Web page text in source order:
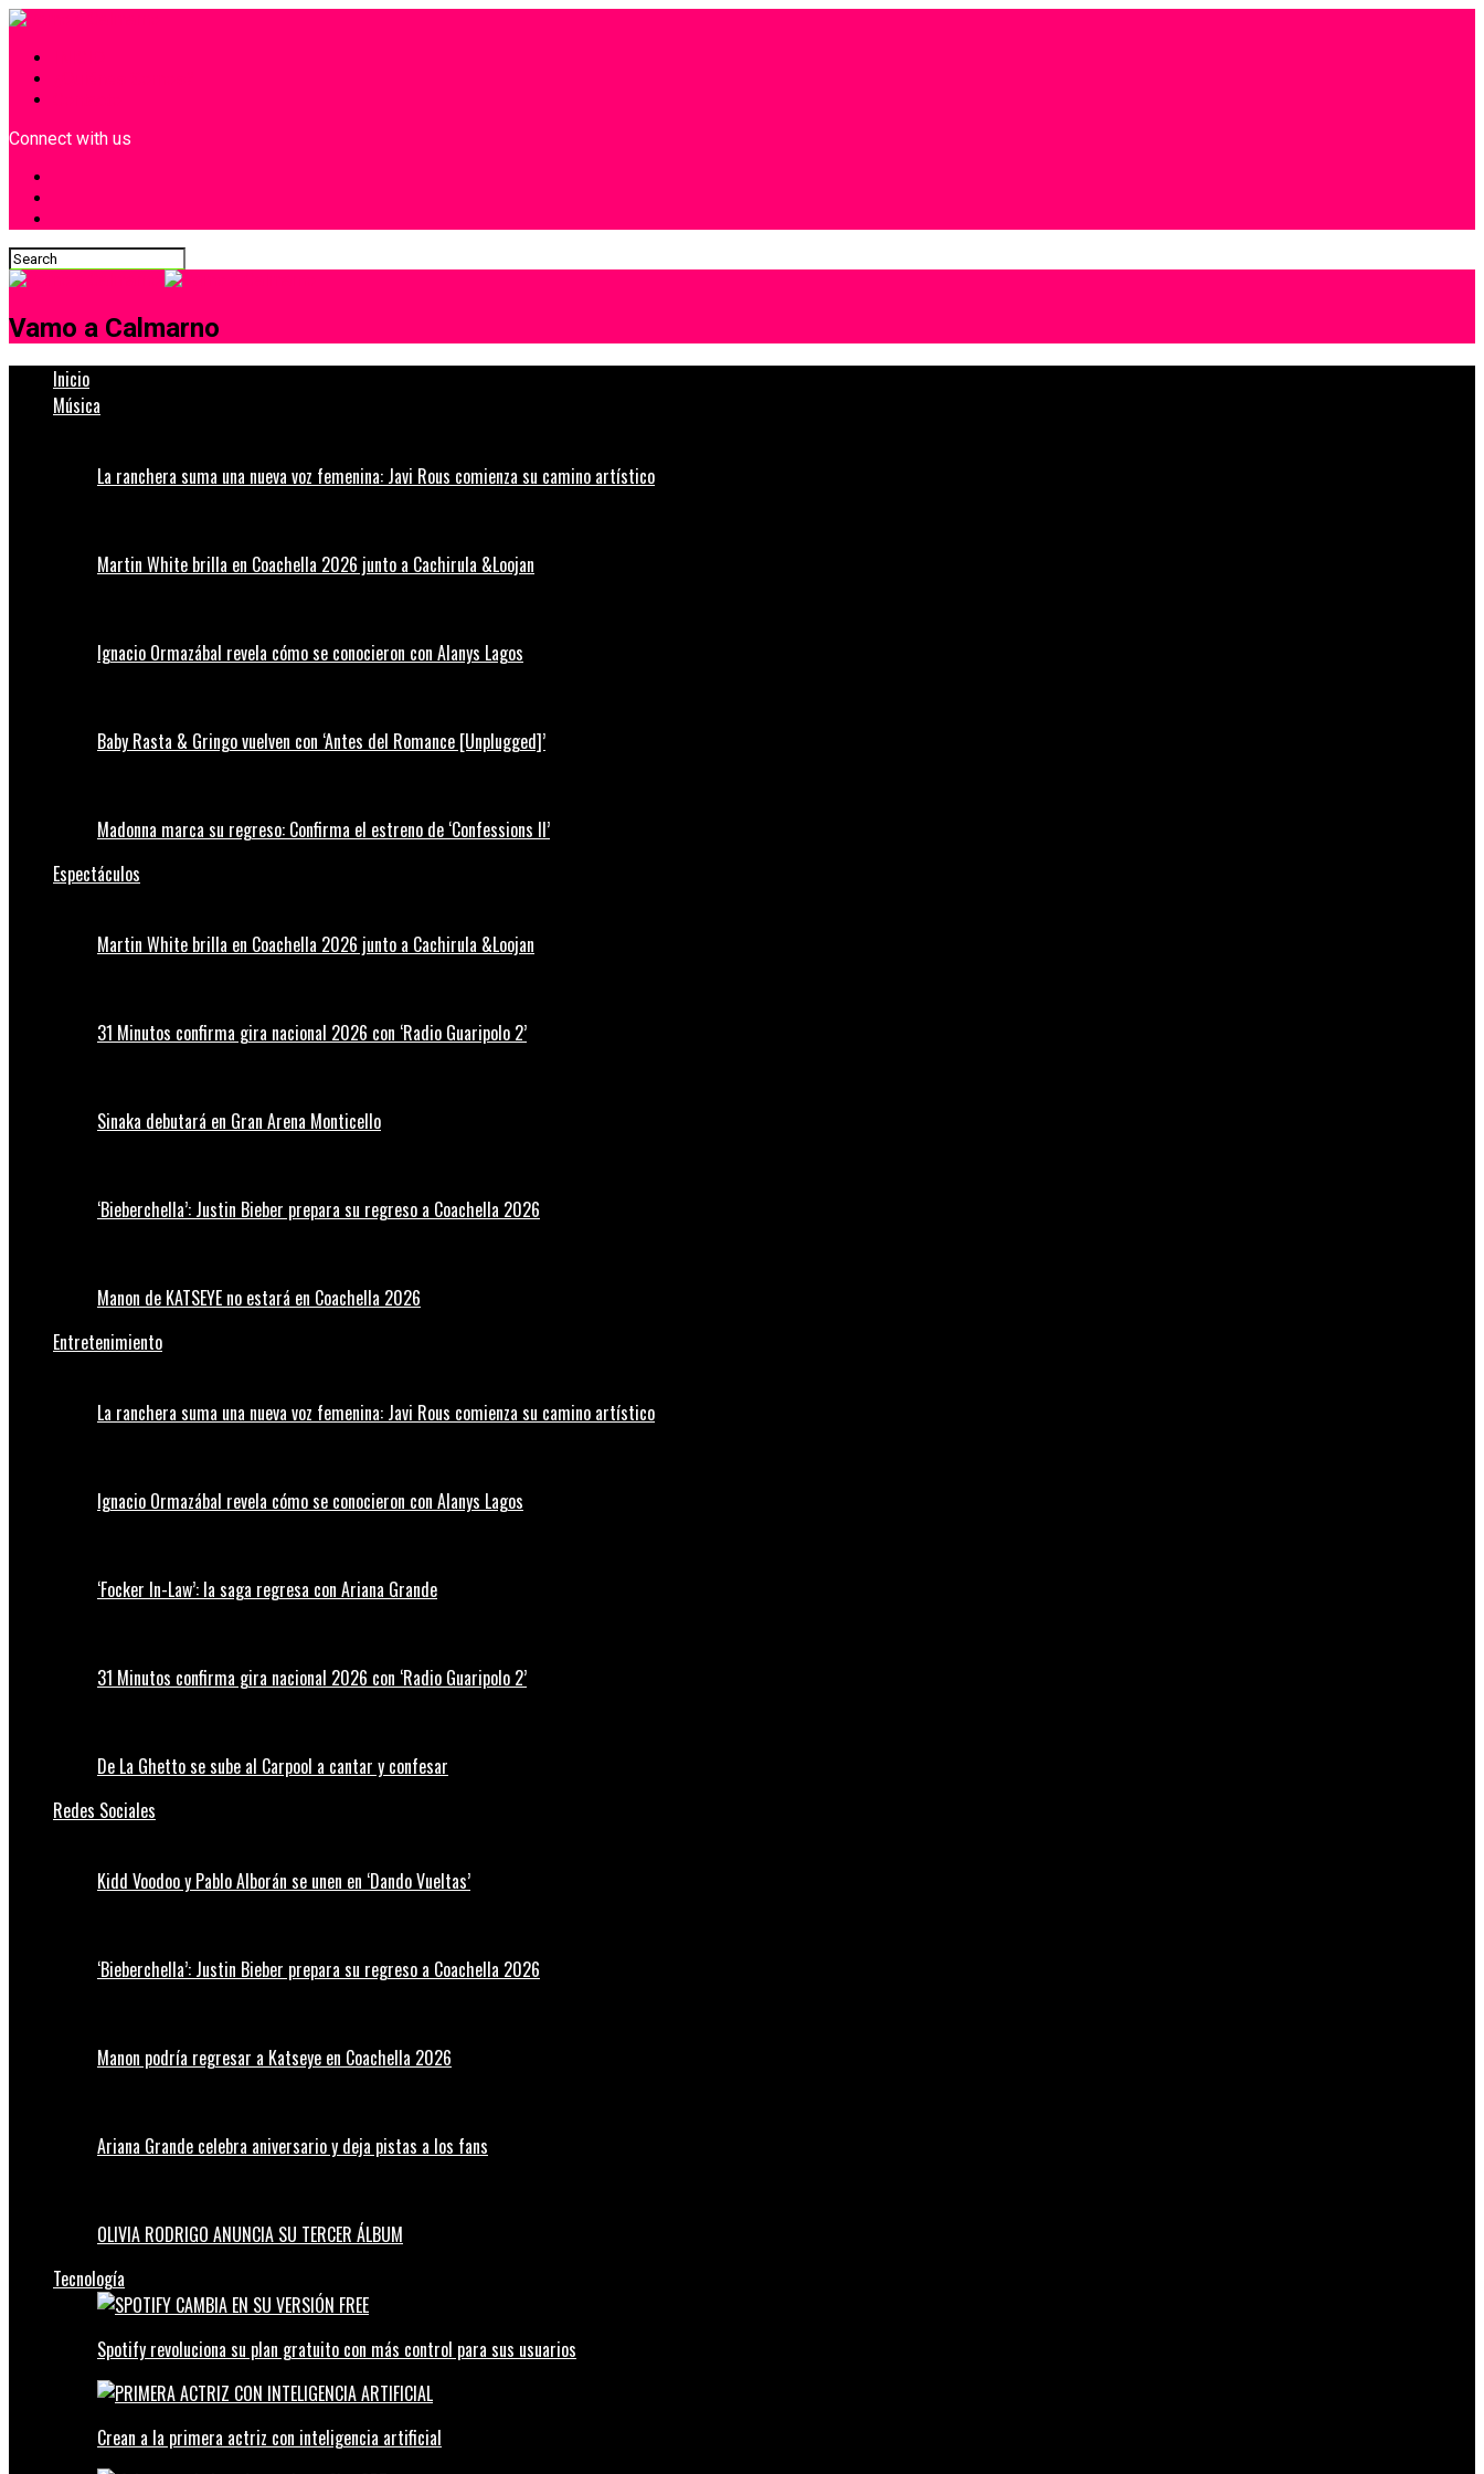
Connect with us
Vamo a Calmarno
Inicio
Música
La ranchera suma una nueva voz femenina: Javi Rous comienza su camino artístico
Martin White brilla en Coachella 2026 junto a Cachirula &Loojan
Ignacio Ormazábal revela cómo se conocieron con Alanys Lagos
Baby Rasta & Gringo vuelven con ‘Antes del Romance [Unplugged]’
Madonna marca su regreso: Confirma el estreno de ‘Confessions II’
Espectáculos
Martin White brilla en Coachella 2026 junto a Cachirula &Loojan
31 Minutos confirma gira nacional 2026 con ‘Radio Guaripolo 2’
Sinaka debutará en Gran Arena Monticello
‘Bieberchella’: Justin Bieber prepara su regreso a Coachella 2026
Manon de KATSEYE no estará en Coachella 2026
Entretenimiento
La ranchera suma una nueva voz femenina: Javi Rous comienza su camino artístico
Ignacio Ormazábal revela cómo se conocieron con Alanys Lagos
‘Focker In-Law’: la saga regresa con Ariana Grande
31 Minutos confirma gira nacional 2026 con ‘Radio Guaripolo 2’
De La Ghetto se sube al Carpool a cantar y confesar
Redes Sociales
Kidd Voodoo y Pablo Alborán se unen en ‘Dando Vueltas’
‘Bieberchella’: Justin Bieber prepara su regreso a Coachella 2026
Manon podría regresar a Katseye en Coachella 2026
Ariana Grande celebra aniversario y deja pistas a los fans
OLIVIA RODRIGO ANUNCIA SU TERCER ÁLBUM
Tecnología
Spotify revoluciona su plan gratuito con más control para sus usuarios
Crean a la primera actriz con inteligencia artificial